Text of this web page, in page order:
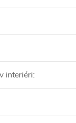
interiéri: